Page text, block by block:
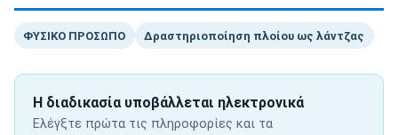
ΦΥΣΙΚΟ ΠΡΟΣΩΠΟ Δραστηριοποίηση πλοίου ως λάντζας
Η διαδικασία υποβάλλεται ηλεκτρονικά
Ελέγξτε πρώτα τις πληροφορίες και τα